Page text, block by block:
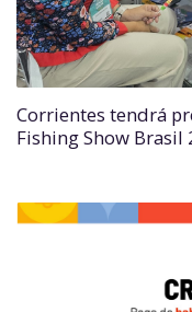
Corrientes tendrá
Fishing Show Brasil